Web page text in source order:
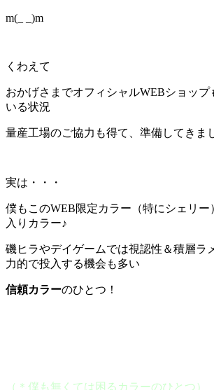
m(_ _)m
くわえて
おかげさまでオフィシャルWEBショップ
いる状況
量産工場のご協力も得て、準備してきま
実は・・・
僕もこのWEB限定カラー（特にシェリー
入りカラー♪
磯ヒラやデイゲームでは視認性＆積層ラ
力的で投入する機会も多い
信頼カラーのひとつ！
（＊僕も無くては困るカラーのひとつ）